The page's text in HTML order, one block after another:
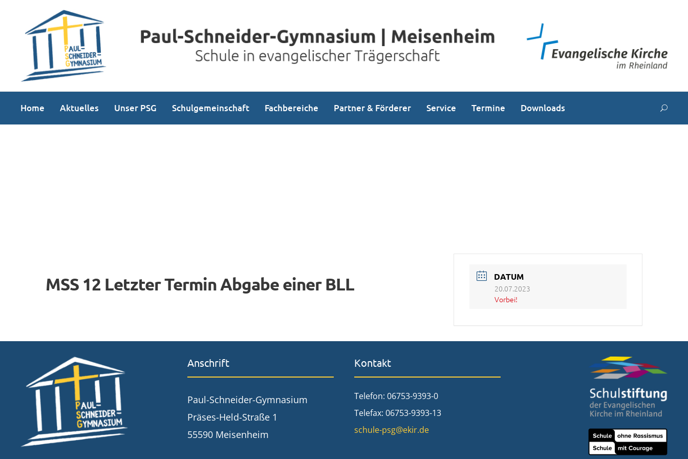
Home Aktuelles Unser PSG Schulgemeinschaft Fachbereiche Partner & Förderer Service Termine Downloads
MSS 12 Letzter Termin Abgabe einer BLL DATUM
20.07.2023
Vorbei!
Anschrift
Paul-Schneider-Gymnasium
Präses-Held-Straße 1
55590 Meisenheim
Kontakt
Telefon: 06753-9393-0
Telefax: 06753-9393-13
schule-psg@ekir.de